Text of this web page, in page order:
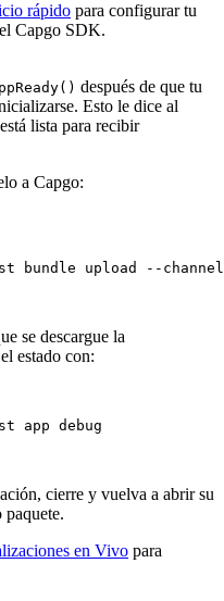
rápido para configurar tu
Capgo SDK.
después de que tu
Esto le dice al
lista para recibir
a Capgo:
bundle upload --
se descargue la
estado con:
app debug
cierre y vuelva a abrir su
en Vivo para